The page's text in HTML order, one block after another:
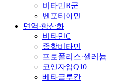
비타민B군
벤포티아민
면역·항산화
비타민C
종합비타민
프로폴리스·셀레늄
코엔자임Q10
베타글루칸